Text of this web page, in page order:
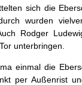
sich die
wurden
Rodger
unterbringen.
einmal die
per Außenrist